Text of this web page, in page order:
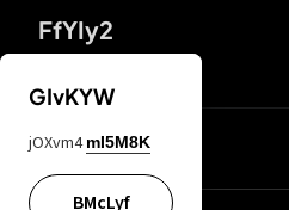
FfYIy2
DDcvSo
GIvKYW
jOXvm4 mI5M8K
BMcLyf